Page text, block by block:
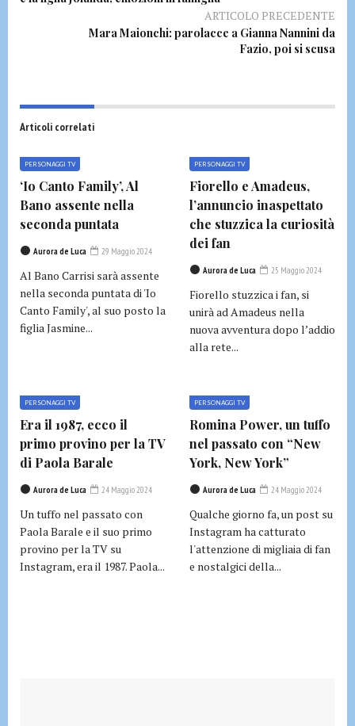
ARTICOLO PRECEDENTE
Mara Maionchi: parolacce a Gianna Nannini da
Fazio, poi si scusa
Articoli correlati
PERSONAGGI TV
‘Io Canto Family’, Al
Bano assente nella
seconda puntata
Aurora de Luca 29 Maggio 2024
Al Bano Carrisi sarà assente
nella seconda puntata di 'Io
Canto Family', al suo posto la
figlia Jasmine...
PERSONAGGI TV
Fiorello e Amadeus,
l’annuncio inaspettato
che stuzzica la curiosità
dei fan
Aurora de Luca 25 Maggio 2024
Fiorello stuzzica i fan, si
unirà ad Amadeus nella
nuova avventura dopo l’addio
alla rete...
PERSONAGGI TV
Era il 1987, ecco il
primo provino per la TV
di Paola Barale
Aurora de Luca 24 Maggio 2024
Un tuffo nel passato con
Paola Barale e il suo primo
provino per la TV su
Instagram, era il 1987. Paola...
PERSONAGGI TV
Romina Power, un tuffo
nel passato con “New
York, New York”
Aurora de Luca 24 Maggio 2024
Qualche giorno fa, un post su
Instagram ha catturato
l'attenzione di migliaia di fan
e nostalgici della...